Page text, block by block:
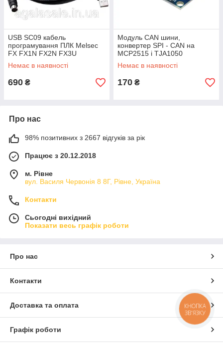
USB SC09 кабель
програмування ПЛК Melsec
FX FX1N FX2N FX3U
Немає в наявності
690 ₴
Модуль CAN шини,
конвертер SPI - CAN на
MCP2515 і TJA1050
Немає в наявності
170 ₴
Про нас
98% позитивних з 2667 відгуків за рік
Працює з 20.12.2018
м. Рівне
вул. Василя Червонія 8 8Г, Рівне, Україна
Контакти
Сьогодні вихідний
Показати весь графік роботи
Про нас
Контакти
Доставка та оплата
Графік роботи
КНОПКА
ЗВ'ЯЗКУ